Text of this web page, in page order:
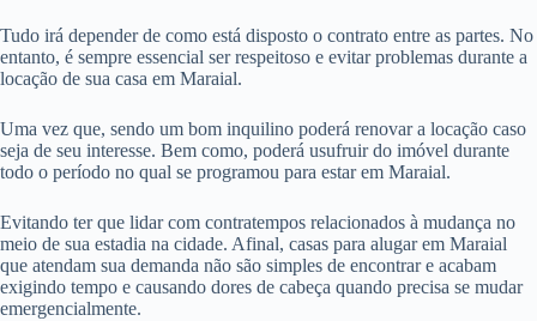
Tudo irá depender de como está disposto o contrato entre as partes. No
entanto, é sempre essencial ser respeitoso e evitar problemas durante a
locação de sua casa em Maraial.
Uma vez que, sendo um bom inquilino poderá renovar a locação caso
seja de seu interesse. Bem como, poderá usufruir do imóvel durante
todo o período no qual se programou para estar em Maraial.
Evitando ter que lidar com contratempos relacionados à mudança no
meio de sua estadia na cidade. Afinal, casas para alugar em Maraial
que atendam sua demanda não são simples de encontrar e acabam
exigindo tempo e causando dores de cabeça quando precisa se mudar
emergencialmente.